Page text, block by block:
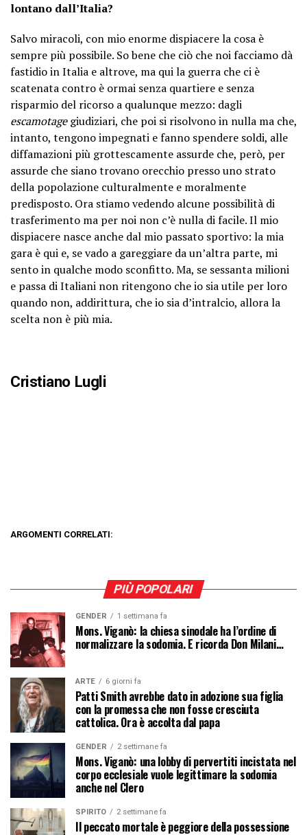
lontano dall’Italia?
Salvo miracoli, con mio enorme dispiacere la cosa è
sempre più possibile. So bene che ciò che noi facciamo dà
fastidio in Italia e altrove, ma qui la guerra che ci è
scatenata contro è ormai senza quartiere e senza
risparmio del ricorso a qualunque mezzo: dagli
escamotagegiudiziari, che poi si risolvono in nulla ma che,
intanto, tengono impegnati e fanno spendere soldi, alle
diffamazioni più grottescamente assurde che, però, per
assurde che siano trovano orecchio presso uno strato
della popolazione culturalmente e moralmente
predisposto. Ora stiamo vedendo alcune possibilità di
trasferimento ma per noi non c’è nulla di facile. Il mio
dispiacere nasce anche dal mio passato sportivo: la mia
gara è qui e, se vado a gareggiare da un’altra parte, mi
sento in qualche modo sconfitto. Ma, se sessanta milioni
e passa di Italiani non ritengono che io sia utile per loro
quando non, addirittura, che io sia d’intralcio, allora la
scelta non è più mia.
Cristiano Lugli
ARGOMENTI CORRELATI:
PIÙ POPOLARI
GENDER 1 settimana fa
Mons. Viganò: la chiesa sinodale ha l’ordine di
normalizzare la sodomia. E ricorda Don Milani…
ARTE 6 giorni fa
Patti Smith avrebbe dato in adozione sua figlia
con la promessa che non fosse cresciuta
cattolica. Ora è accolta dal papa
GENDER 2 settimane fa
Mons. Viganò: una lobby di pervertiti incistata nel
corpo ecclesiale vuole legittimare la sodomia
anche nel Clero
SPIRITO 2 settimane fa
Il peccato mortale è peggiore della possessione